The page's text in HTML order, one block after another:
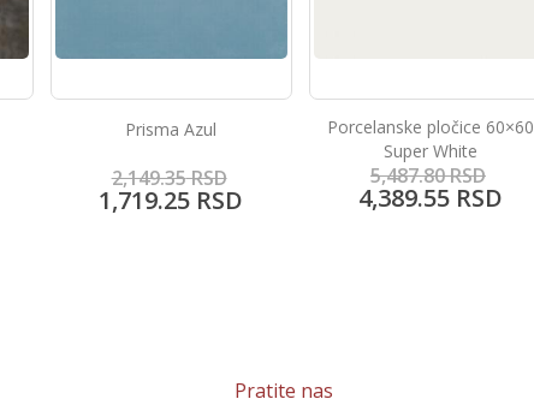
Prisma Azul
2,149.35RSD
1,719.25 RSD
Porcelanske pločice 60×60
Super White
5,487.80RSD
4,389.55RSD
Pratite nas